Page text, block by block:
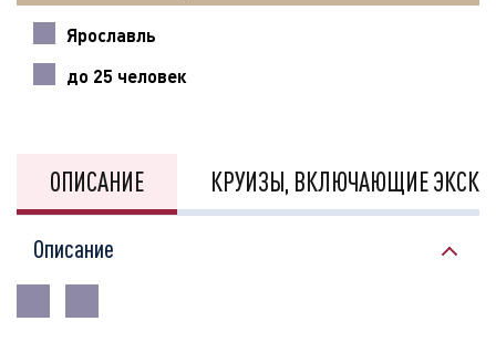
Ярославль
до 25 человек
ОПИСАНИЕ КРУИЗЫ, ВКЛЮЧАЮЩИЕ
Описание